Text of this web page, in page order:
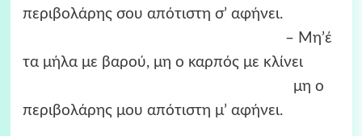
περιβολάρης σου απότιστη σ’ αφήνει.
– Mη’έ
τα μήλα με βαρού, μη ο καρπός με κλίνει
μη ο
περιβολάρης μου απότιστη μ’ αφήνει.